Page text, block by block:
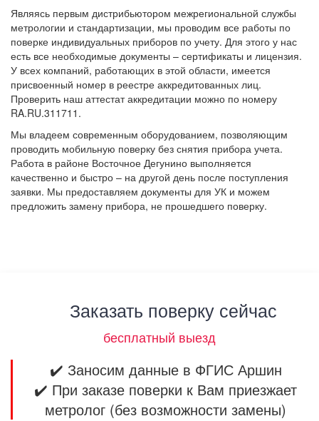
Являясь первым дистрибьютором межрегиональной службы
метрологии и стандартизации, мы проводим все работы по
поверке индивидуальных приборов по учету. Для этого у нас
есть все необходимые документы – сертификаты и лицензия.
У всех компаний, работающих в этой области, имеется
присвоенный номер в реестре аккредитованных лиц.
Проверить наш аттестат аккредитации можно по номеру
RA.RU.311711.
Мы владеем современным оборудованием, позволяющим
проводить мобильную поверку без снятия прибора учета.
Работа в районе Восточное Дегунино выполняется
качественно и быстро – на другой день после поступления
заявки. Мы предоставляем документы для УК и можем
предложить замену прибора, не прошедшего поверку.
Заказать поверку сейчас
бесплатный выезд
✔️ Заносим данные в ФГИС Аршин
✔️ При заказе поверки к Вам приезжает
метролог (без возможности замены)